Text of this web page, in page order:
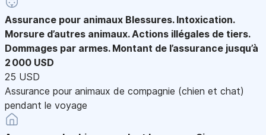
Assurance pour animaux Blessures. Intoxication.
Morsure d’autres animaux. Actions illégales de tiers.
Dommages par armes. Montant de l’assurance jusqu’à
2 000 USD
25 USD
Assurance pour animaux de compagnie (chien et chat)
pendant le voyage